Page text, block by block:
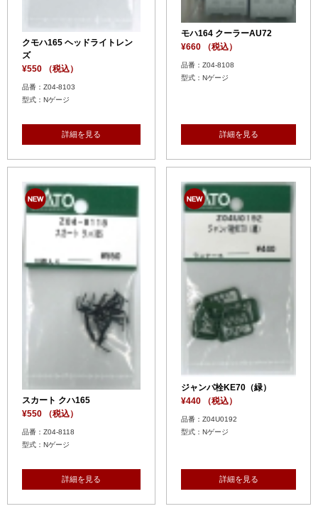
クモハ165 ヘッドライトレン
ズ
¥550 （税込）
品番：Z04-8103
型式：Nゲージ
詳細を見る
モハ164 クーラーAU72
¥660 （税込）
品番：Z04-8108
型式：Nゲージ
詳細を見る
スカート クハ165
¥550 （税込）
品番：Z04-8118
型式：Nゲージ
詳細を見る
ジャンパ栓KE70（緑）
¥440 （税込）
品番：Z04U0192
型式：Nゲージ
詳細を見る